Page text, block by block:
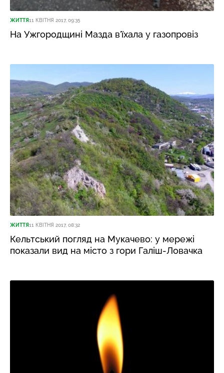
ЖИТТЯ11 КВІТНЯ 2017, 09:35
На Ужгородщині Мазда в’їхала у газопровіз
ЖИТТЯ11 КВІТНЯ 2017, 08:32
Кельтський погляд на Мукачево: у мережі
показали вид на місто з гори Галіш-Ловачка